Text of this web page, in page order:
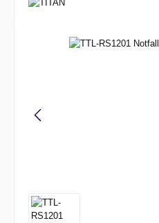
Bildergalerie überspringen